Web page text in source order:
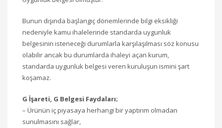
Bunun dışında başlangıç dönemlerinde bilgi eksikliği
nedeniyle kamu ihalelerinde standarda uygunluk
belgesinin isteneceği durumlarla karşılaşılması söz konusu
olabilir ancak bu durumlarda ihaleyi açan kurum,
standarda uygunluk belgesi veren kuruluşun ismini şart
koşamaz.
G İşareti, G Belgesi Faydaları;
– Ürünün iç piyasaya herhangi bir yaptırım olmadan
sunulmasını sağlar,